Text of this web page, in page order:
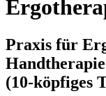
Praxis für
Handtherapie
(10-köpfiges